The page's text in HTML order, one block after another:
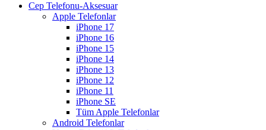
Cep Telefonu-Aksesuar
Apple Telefonlar
iPhone 17
iPhone 16
iPhone 15
iPhone 14
iPhone 13
iPhone 12
iPhone 11
iPhone SE
Tüm Apple Telefonlar
Android Telefonlar